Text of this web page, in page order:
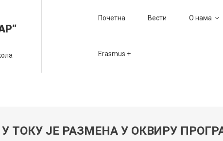
Почетна Вести О нама
Erasmus +
У ТОКУ ЈЕ РАЗМЕНА У ОКВИРУ